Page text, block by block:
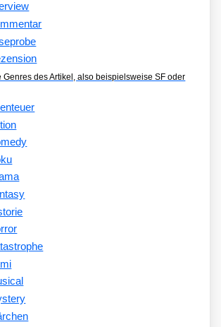
Genres des Artikel, also beispielsweise SF oder